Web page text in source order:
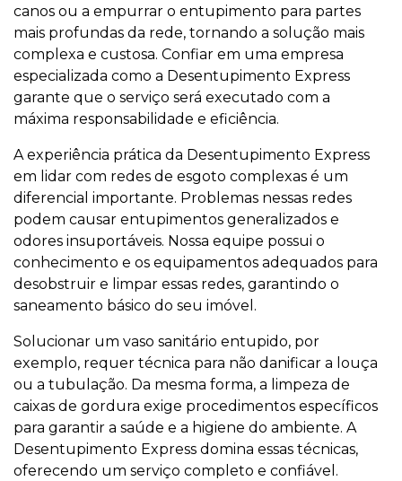
canos ou a empurrar o entupimento para partes
mais profundas da rede, tornando a solução mais
complexa e custosa. Confiar em uma empresa
especializada como a Desentupimento Express
garante que o serviço será executado com a
máxima responsabilidade e eficiência.
A experiência prática da Desentupimento Express
em lidar com redes de esgoto complexas é um
diferencial importante. Problemas nessas redes
podem causar entupimentos generalizados e
odores insuportáveis. Nossa equipe possui o
conhecimento e os equipamentos adequados para
desobstruir e limpar essas redes, garantindo o
saneamento básico do seu imóvel.
Solucionar um vaso sanitário entupido, por
exemplo, requer técnica para não danificar a louça
ou a tubulação. Da mesma forma, a limpeza de
caixas de gordura exige procedimentos específicos
para garantir a saúde e a higiene do ambiente. A
Desentupimento Express domina essas técnicas,
oferecendo um serviço completo e confiável.